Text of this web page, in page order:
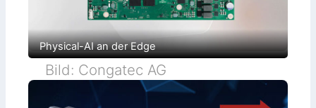
Physical-AI an der Edge
Bild: Congatec AG